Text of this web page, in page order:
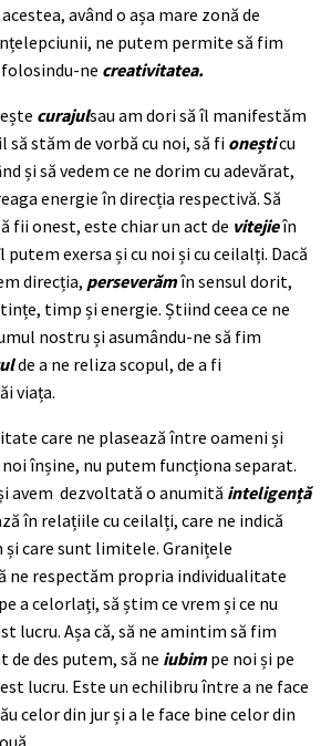
având o așa mare zonă de
ne putem permite să fim
ne creativitatea.
curajulsau am dori să îl manifestăm
stăm de vorbă cu noi, să fi oneșticu
și să vedem ce ne dorim cu adevărat,
energie în direcția respectivă. Să
fii onest, este chiar un act de vitejieîn
exersa și cu noi și cu ceilalți. Dacă
direcția, perseverămîn sensul dorit,
timp și energie. Știind ceea ce ne
nostru și asumându-ne să fim
de a ne reliza scopul, de a fi
viața.
care ne plasează între oameni și
înșine, nu putem funcționa separat.
avem dezvoltată o anumită inteligență
în relațiile cu ceilalți, care ne indică
care sunt limitele. Granițele
ne respectăm propria individualitate
a celorlați, să știm ce vrem și ce nu
lucru. Așa că, să ne amintim să fim
de des putem, să ne iubimpe noi și pe
lucru. Este un echilibru între a ne face
celor din jur și a le face bine celor din